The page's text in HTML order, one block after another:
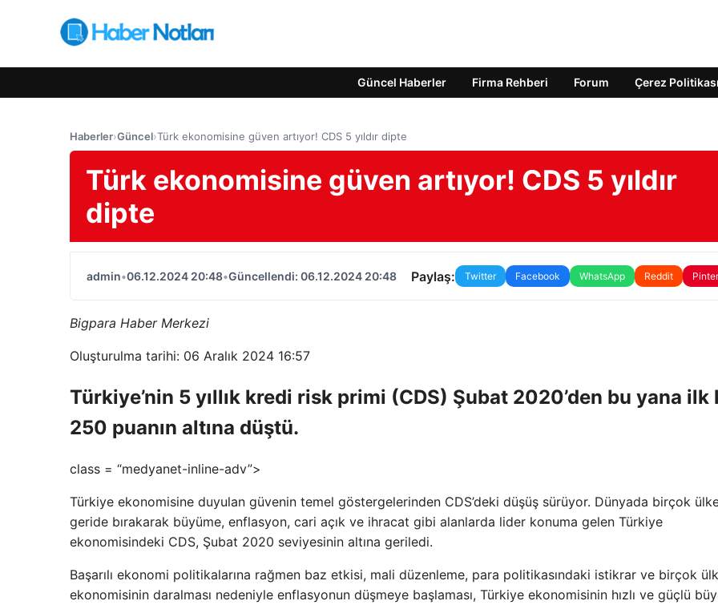
Güncel Haberler Firma Rehberi Forum Çerez Politikası
Haberler›Güncel›Türk ekonomisine güven artıyor! CDS 5 yıldır dipte
Türk ekonomisine güven artıyor! CDS 5 yıldır
dipte
admin•06.12.2024 20:48•Güncellendi: 06.12.2024 20:48 Paylaş: Twitter Facebook WhatsApp Reddit
Bigpara Haber Merkezi
Oluşturulma tarihi: 06 Aralık 2024 16:57
Türkiye’nin 5 yıllık kredi risk primi (CDS) Şubat 2020’den bu yana ilk
250 puanın altına düştü.
class = “medyanet-inline-adv”>
Türkiye ekonomisine duyulan güvenin temel göstergelerinden CDS’deki düşüş sürüyor. Dünyada birçok
geride bırakarak büyüme, enflasyon, cari açık ve ihracat gibi alanlarda lider konuma gelen Türkiye
ekonomisindeki CDS, Şubat 2020 seviyesinin altına geriledi.
Başarılı ekonomi politikalarına rağmen baz etkisi, mali düzenleme, para politikasındaki istikrar ve birçok
ekonomisinin daralması nedeniyle enflasyonun düşmeye başlaması, Türkiye ekonomisinin hızlı ve güçlü